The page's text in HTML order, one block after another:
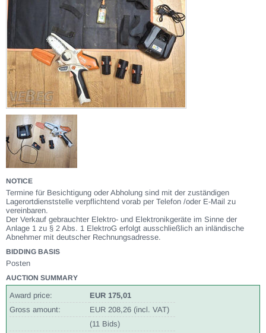
NOTICE
Termine für Besichtigung oder Abholung sind mit der zuständigen
Lagerortdienststelle verpflichtend vorab per Telefon /oder E-Mail zu
vereinbaren.
Der Verkauf gebrauchter Elektro- und Elektronikgeräte im Sinne der
Anlage 1 zu § 2 Abs. 1 ElektroG erfolgt ausschließlich an inländische
Abnehmer mit deutscher Rechnungsadresse.
BIDDING BASIS
Posten
AUCTION SUMMARY
Award price:
EUR 175,01
Gross amount:
EUR 208,26 (incl. VAT)
(11 Bids)